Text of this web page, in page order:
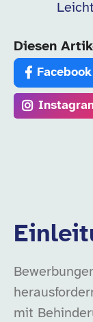
Diesen
Facebook
mit